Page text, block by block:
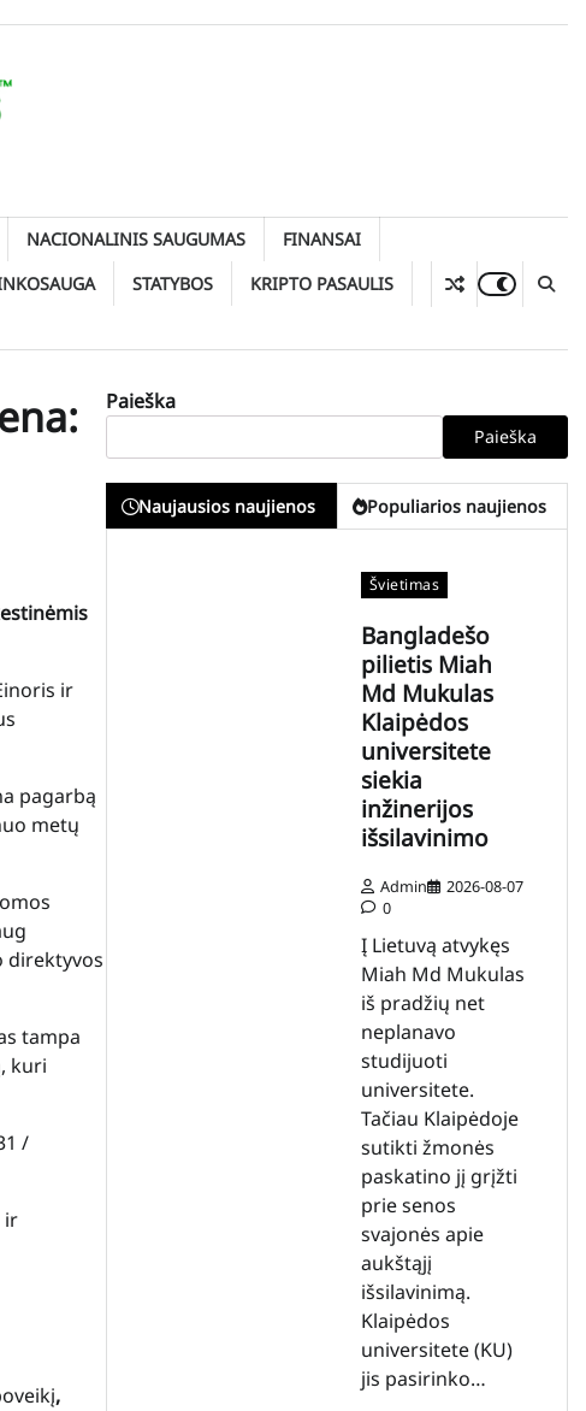
NACIONALINIS SAUGUMAS
FINANSAI
STATYBOS
KRIPTO PASAULIS
ir
pagarbą
metų
direktyvos
tampa
kuri
/
ir
,
Paieška
Paieška
Naujausios naujienos Populiarios naujienos
Švietimas
Bangladešo
pilietis Miah
Md Mukulas
Klaipėdos
universitete
siekia
inžinerijos
išsilavinimo
Admin
2026-08-07
0
Į Lietuvą atvykęs
Miah Md Mukulas
iš pradžių net
neplanavo
studijuoti
universitete.
Tačiau Klaipėdoje
sutikti žmonės
paskatino jį grįžti
prie senos
svajonės apie
aukštąjį
išsilavinimą.
Klaipėdos
universitete (KU)
jis pasirinko…